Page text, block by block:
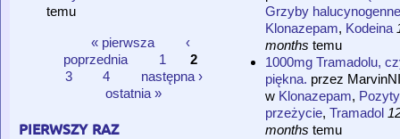
temu
Strony
« pierwsza
‹
poprzednia
1
2
3
4
następna ›
ostatnia »
pierwszy raz
Grzyby halucynogenne
Klonazepam, Kodeina
months temu
1000mg Tramadolu,
piękna. przez
w Klonazepam,
przeżycie, Tramadol
months temu